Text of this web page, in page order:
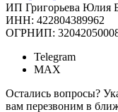
ИП Григорьева Юлия
ИНН: 422804389962
ОГРНИП:
Telegram
MAX
Остались вопросы?
вам перезвоним в